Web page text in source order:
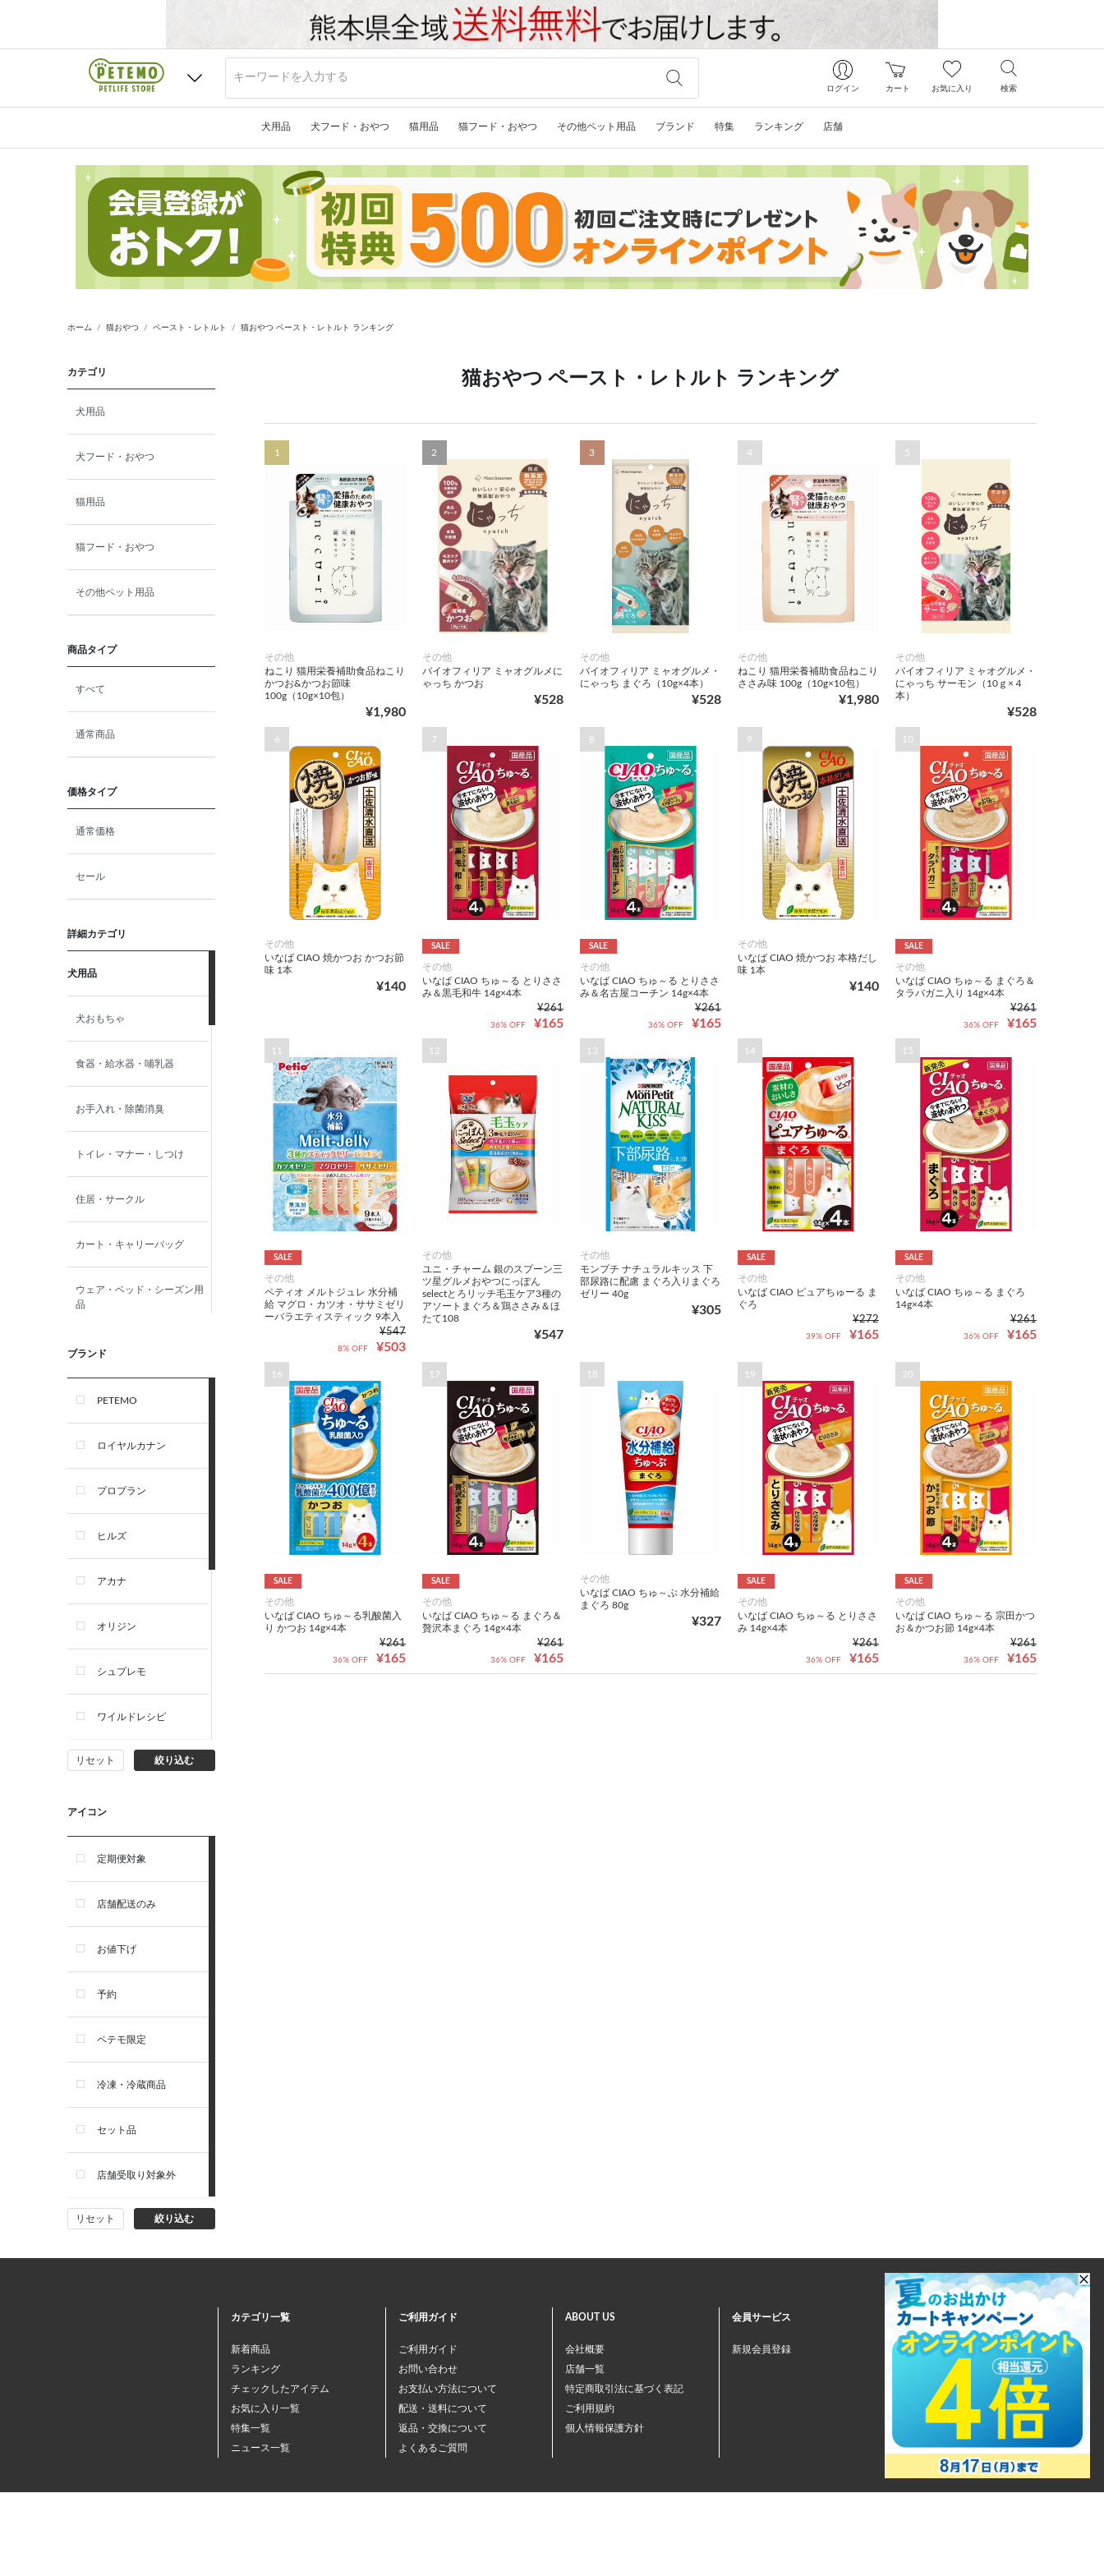
ログイン カート お気に入り 検索
犬用品 犬フード・おやつ 猫用品 猫フード・おやつ その他ペット用品 ブランド 特集 ランキング 店舗
ホーム 猫おやつ ペースト・レトルト 猫おやつ ペースト・レトルト ランキング
カテゴリ
犬用品
犬フード・おやつ
猫用品
猫フード・おやつ
その他ペット用品
商品タイプ
すべて
通常商品
価格タイプ
通常価格
セール
詳細カテゴリ
犬用品
犬おもちゃ
食器・給水器・哺乳器
お手入れ・除菌消臭
トイレ・マナー・しつけ
住居・サークル
カート・キャリーバッグ
ウェア・ベッド・シーズン用
品
首輪・ハーネス(胴輪)・リー
イ・ウェット）
犬ドライフード
犬ウェットフード
犬おやつ
犬サプリ・ミルク・栄養補給
品
首輪・ハーネス(胴輪)・リー
ブランド
PETEMO
ロイヤルカナン
プロプラン
ヒルズ
アカナ
オリジン
シュプレモ
ワイルドレシピ
ナチュラルチョイス
ウェルネス
アーテミス
セレクトバランス
リガロ
ソルビダ
フィジカライフ
リセット 絞り込む
アイコン
定期便対象
店舗配送のみ
お値下げ
予約
ペテモ限定
冷凍・冷蔵商品
セット品
店舗受取り対象外
リセット 絞り込む
猫おやつ ペースト・レトルト ランキング
1
その他
ねこり 猫用栄養補助食品ねこり
かつお&かつお節味
100g（10g×10包）
¥1,980
2
その他
バイオフィリア ミャオグルメに
ゃっち かつお
¥528
3
その他
バイオフィリア ミャオグルメ・
にゃっち まぐろ（10g×4本）
¥528
4
その他
ねこり 猫用栄養補助食品ねこり
ささみ味 100g（10g×10包）
¥1,980
5
その他
バイオフィリア ミャオグルメ・
にゃっち サーモン（10ｇ×４
本）
¥528
6
その他
いなば CIAO 焼かつお かつお節
味 1本
¥140
7
SALE
その他
いなば CIAO ちゅ～る とりささ
み＆黒毛和牛 14g×4本
¥261
¥165
36% OFF
8
SALE
その他
いなば CIAO ちゅ～る とりささ
み＆名古屋コーチン 14g×4本
¥261
¥165
36% OFF
9
その他
いなば CIAO 焼かつお 本格だし
味 1本
¥140
10
SALE
その他
いなば CIAO ちゅ～る まぐろ＆
タラバガニ入り 14g×4本
¥261
¥165
36% OFF
11
SALE
その他
ペティオ メルトジュレ 水分補
給 マグロ・カツオ・ササミゼリ
ーバラエティスティック 9本入
¥547
¥503
8% OFF
12
その他
ユニ・チャーム 銀のスプーン三
ツ星グルメおやつにっぽん
selectとろリッチ毛玉ケア3種の
アソートまぐろ＆鶏ささみ＆ほ
たて108
¥547
13
その他
モンプチ ナチュラルキッス 下
部尿路に配慮 まぐろ入りまぐろ
ゼリー 40g
¥305
14
SALE
その他
いなば CIAO ピュアちゅーる ま
ぐろ
¥272
¥165
39% OFF
15
SALE
その他
いなば CIAO ちゅ～る まぐろ
14g×4本
¥261
¥165
36% OFF
16
SALE
その他
いなば CIAO ちゅ～る乳酸菌入
り かつお 14g×4本
¥261
¥165
36% OFF
17
SALE
その他
いなば CIAO ちゅ～る まぐろ＆
贅沢本まぐろ 14g×4本
¥261
¥165
36% OFF
18
その他
いなば CIAO ちゅ～ぶ 水分補給
まぐろ 80g
¥327
19
SALE
その他
いなば CIAO ちゅ～る とりささ
み 14g×4本
¥261
¥165
36% OFF
20
SALE
その他
いなば CIAO ちゅ～る 宗田かつ
お＆かつお節 14g×4本
¥261
¥165
36% OFF
カテゴリ一覧
新着商品
ランキング
チェックしたアイテム
お気に入り一覧
特集一覧
ニュース一覧
ご利用ガイド
ご利用ガイド
お問い合わせ
お支払い方法について
配送・送料について
返品・交換について
よくあるご質問
ABOUT US
会社概要
店舗一覧
特定商取引法に基づく表記
ご利用規約
個人情報保護方針
会員サービス
新規会員登録